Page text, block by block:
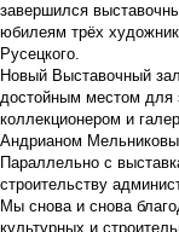
завершился
юбилеям трёх
Русецкого.
Новый Выставочный
достойным местом для
коллекционером и
Андрианом
Параллельно с
строительству
Мы снова и снова
культурных и